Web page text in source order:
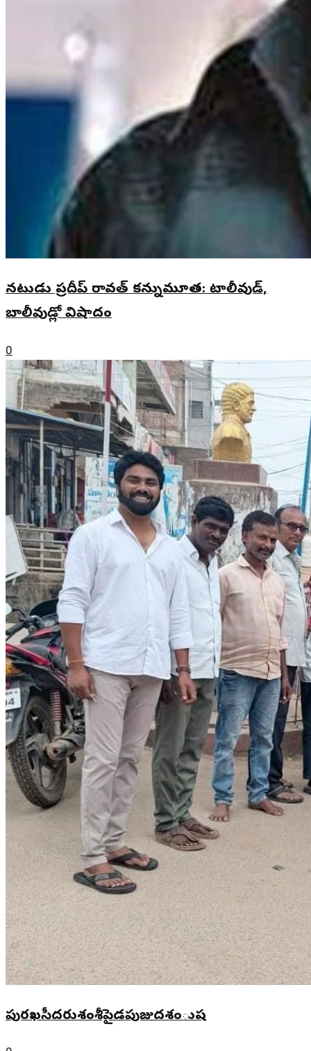
నటుడు ప్రదీప్ రావత్ కన్నుమూత: టాలీవుడ్,
బాలీవుడ్లో విషాదం
0
పురఖసీదరుశంశీపైడపుజుదశంుష